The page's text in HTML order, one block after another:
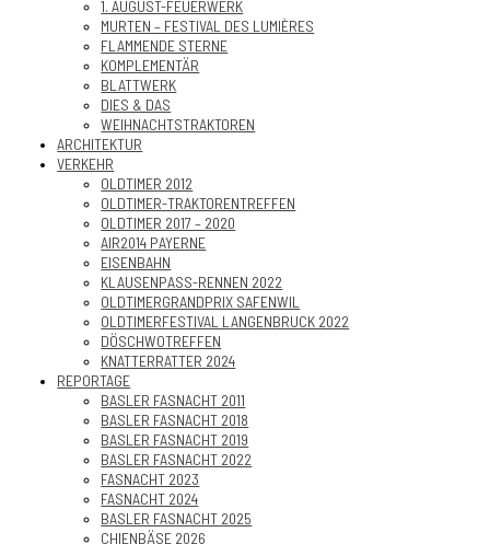
1. AUGUST-FEUERWERK
MURTEN – FESTIVAL DES LUMIÈRES
FLAMMENDE STERNE
KOMPLEMENTÄR
BLATTWERK
DIES & DAS
WEIHNACHTSTRAKTOREN
ARCHITEKTUR
VERKEHR
OLDTIMER 2012
OLDTIMER-TRAKTORENTREFFEN
OLDTIMER 2017 – 2020
AIR2014 PAYERNE
EISENBAHN
KLAUSENPASS-RENNEN 2022
OLDTIMERGRANDPRIX SAFENWIL
OLDTIMERFESTIVAL LANGENBRUCK 2022
DÖSCHWOTREFFEN
KNATTERRATTER 2024
REPORTAGE
BASLER FASNACHT 2011
BASLER FASNACHT 2018
BASLER FASNACHT 2019
BASLER FASNACHT 2022
FASNACHT 2023
FASNACHT 2024
BASLER FASNACHT 2025
CHIENBÄSE 2026